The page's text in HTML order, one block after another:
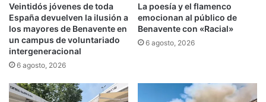
Veintidós jóvenes de toda
España devuelven la ilusión a
los mayores de Benavente en
un campus de voluntariado
intergeneracional
6 agosto, 2026
La poesía y el flamenco
emocionan al público de
Benavente con «Racial»
6 agosto, 2026